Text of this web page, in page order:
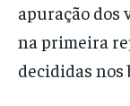
apuração dos
na primeira
decididas nos